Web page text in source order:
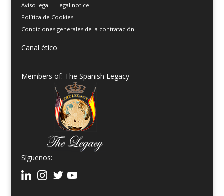
Aviso legal | Legal notice
Política de Cookies
Condiciones generales de la contratación
Canal ético
Members of: The Spanish Legacy
Síguenos: